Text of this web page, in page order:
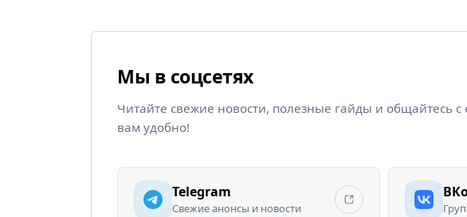
Мы в соцсетях
Читайте свежие новости, полезные гайды и общайтесь
вам удобно!
Telegram
Свежие анонсы и новости